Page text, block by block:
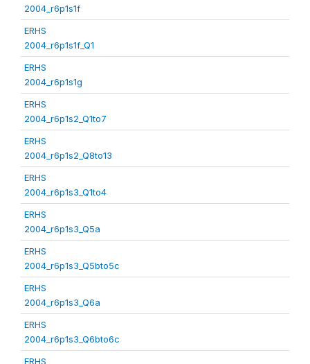
2004_r6p1s1f
ERHS
2004_r6p1s1f_Q1
ERHS
2004_r6p1s1g
ERHS
2004_r6p1s2_Q1to7
ERHS
2004_r6p1s2_Q8to13
ERHS
2004_r6p1s3_Q1to4
ERHS
2004_r6p1s3_Q5a
ERHS
2004_r6p1s3_Q5bto5c
ERHS
2004_r6p1s3_Q6a
ERHS
2004_r6p1s3_Q6bto6c
ERHS